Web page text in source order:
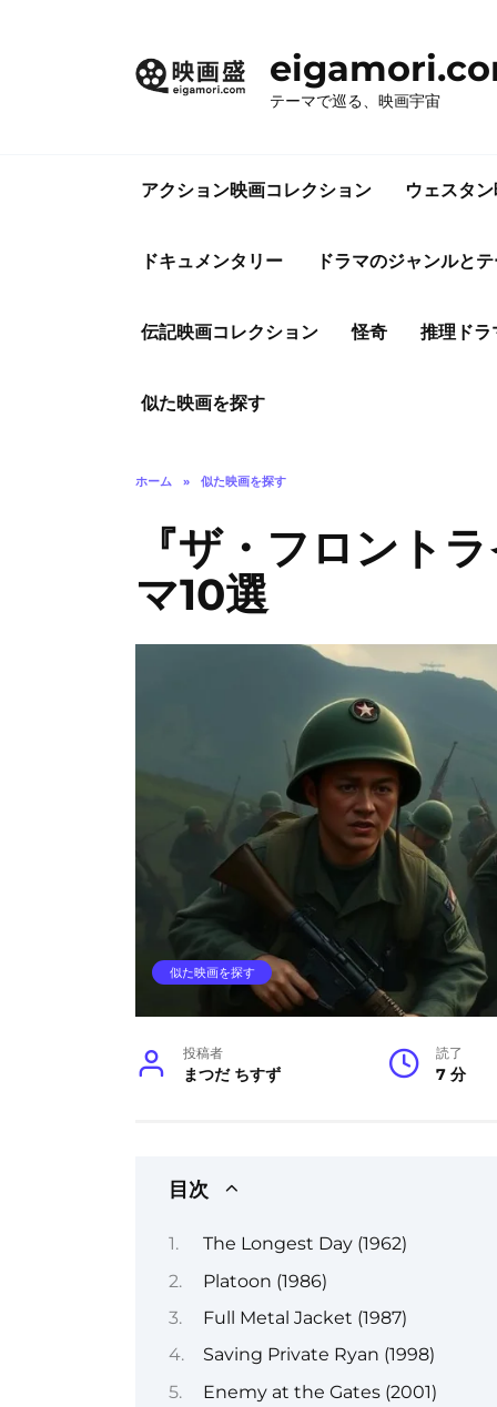
テーマで巡る、映画宇宙
アクション映画コレクション ウェスタ
ドキュメンタリー ドラマのジャンルと
伝記映画コレクション 怪奇 推理ドラ
似た映画を探す
ホーム » 似た映画を探す
『ザ・フロント
マ10選
似た映画を探す
投稿者
まつだ ちすず
読了
7 分
目次
The Longest Day (1962)
Platoon (1986)
Full Metal Jacket (1987)
Saving Private Ryan (1998)
Enemy at the Gates (2001)